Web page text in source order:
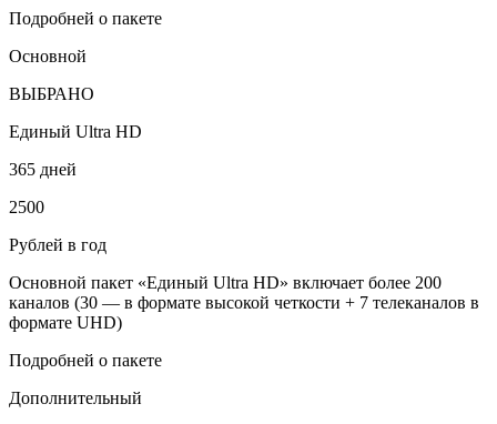
Подробней о пакете
Основной
ВЫБРАНО
Единый Ultra HD
365 дней
2500
Рублей в год
Основной пакет «Единый Ultra HD» включает более 200
каналов (30 — в формате высокой четкости + 7 телеканалов в
формате UHD)
Подробней о пакете
Дополнительный